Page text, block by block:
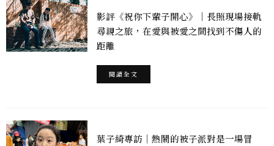
影評《祝你下輩子開心》｜長照現場接軌
尋親之旅，在愛與被愛之間找到不傷人的
距離
閱讀全文
葉子綺專訪｜熱鬧的被子派對是一場冒